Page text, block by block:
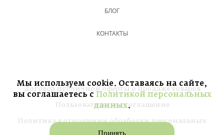
БЛОГ
КОНТАКТЫ
Мы используем cookie. Оставаясь на сайте,
вы соглашаетесь с Политикой персональных
данных.
Принять
Договор публичной оферты о продаже товаров
Пользовательское соглашение
Политика в отношении обработки персональных
данных